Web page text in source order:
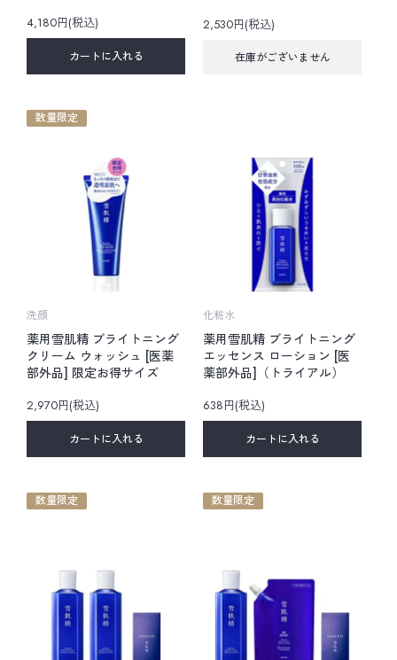
4,180円(税込)
カートに入れる
2,530円(税込)
在庫がございません
数量限定
洗顔
薬用雪肌精 ブライトニング
クリーム ウォッシュ [医薬
部外品] 限定お得サイズ
2,970円(税込)
カートに入れる
化粧水
薬用雪肌精 ブライトニング
エッセンス ローション [医
薬部外品]（トライアル）
638円(税込)
カートに入れる
数量限定 数量限定